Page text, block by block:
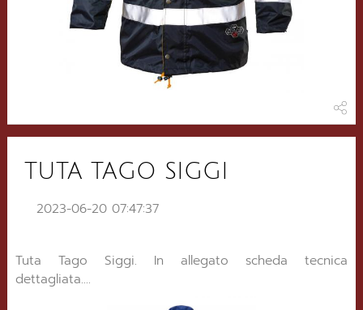
TUTA TAGO SIGGI
2023-06-20 07:47:37
Tuta Tago Siggi. In allegato scheda tecnica
dettagliata....